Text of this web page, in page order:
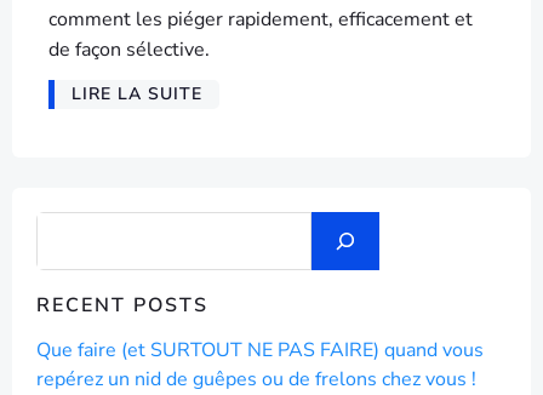
comment les piéger rapidement, efficacement et
de façon sélective.
LIRE LA SUITE
RECENT POSTS
Que faire (et SURTOUT NE PAS FAIRE) quand vous
repérez un nid de guêpes ou de frelons chez vous !